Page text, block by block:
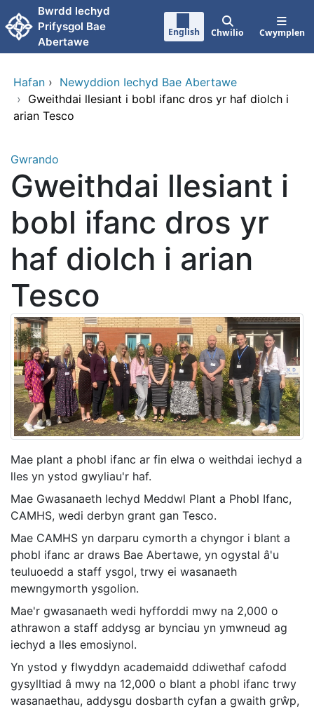
Neidio i'r prif gynnwy
Bwrdd lechyd
Prifysgol Bae
Abertawe
English Chwilio Cwymplen
Hafan › Newyddion Iechyd Bae Abertawe
› Gweithdai llesiant i bobl ifanc dros yr haf diolch i
arian Tesco
Gwrando
Gweithdai llesiant i
bobl ifanc dros yr
haf diolch i arian
Tesco
Mae plant a phobl ifanc ar fin elwa o weithdai iechyd a
lles yn ystod gwyliau'r haf.
Mae Gwasanaeth Iechyd Meddwl Plant a Phobl Ifanc,
CAMHS, wedi derbyn grant gan Tesco.
Mae CAMHS yn darparu cymorth a chyngor i blant a
phobl ifanc ar draws Bae Abertawe, yn ogystal â'u
teuluoedd a staff ysgol, trwy ei wasanaeth
mewngymorth ysgolion.
Mae'r gwasanaeth wedi hyfforddi mwy na 2,000 o
athrawon a staff addysg ar bynciau yn ymwneud ag
iechyd a lles emosiynol.
Yn ystod y flwyddyn academaidd ddiwethaf cafodd
gysylltiad â mwy na 12,000 o blant a phobl ifanc trwy
wasanaethau, addysgu dosbarth cyfan a gwaith grŵp,